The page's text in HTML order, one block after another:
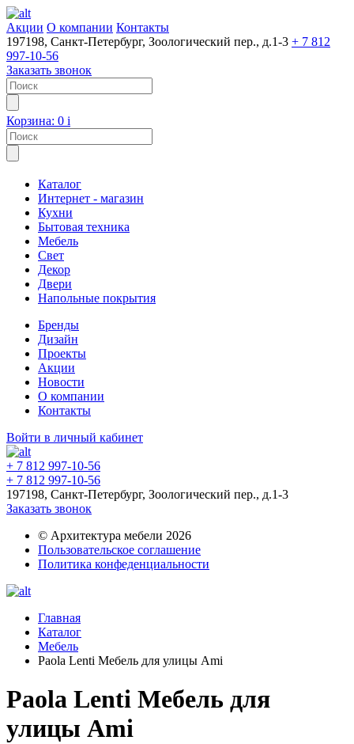
Акции О компании Контакты
197198, Санкт-Петербург, Зоологический пер., д.1-3 + 7 812
997-10-56
Заказать звонок
Корзина: 0 i
Каталог
Интернет - магазин
Кухни
Бытовая техника
Мебель
Свет
Декор
Двери
Напольные покрытия
Бренды
Дизайн
Проекты
Акции
Новости
О компании
Контакты
Войти в личный кабинет
+ 7 812 997-10-56
+ 7 812 997-10-56
197198, Санкт-Петербург, Зоологический пер., д.1-3
Заказать звонок
© Архитектура мебели 2026
Пользовательское соглашение
Политика конфеденциальности
Главная
Каталог
Мебель
Paola Lenti Мебель для улицы Ami
Paola Lenti Мебель для
улицы Ami